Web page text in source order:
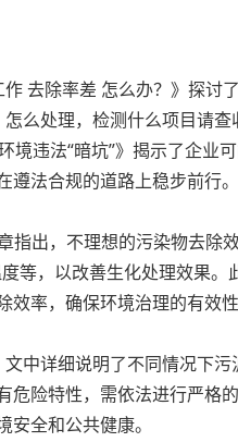
去除率差 怎么办？》探讨
么处理，检测什么项目请查
违法“暗坑”》揭示了企业
法合规的道路上稳步前行。
指出，不理想的污染物去除
等，以改善生化处理效果。
率，确保环境治理的有效性
中详细说明了不同情况下污
危险特性，需依法进行严格
全和公共健康。